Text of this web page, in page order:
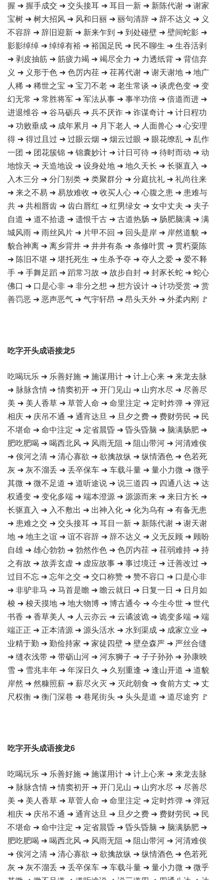
握 ➜ 握手成交 ➜ 交头接耳 ➜ 耳目一新 ➜ 新陈代谢 ➜ 谢家
宝树 ➜ 树大招风 ➜ 风和日丽 ➜ 丽句清辞 ➜ 辞不达义 ➜ 义
不容辞 ➜ 辞旧迎新 ➜ 新来乍到 ➜ 到处碰壁 ➜ 壁间蛇影 ➜
影影绰绰 ➜ 绰绰有裕 ➜ 裕国足民 ➜ 民不聊生 ➜ 生吞活剥
➜ 剥皮抽筋 ➜ 筋疲力竭 ➜ 竭尽全力 ➜ 力透纸背 ➜ 背信弃
义 ➜ 义形于色 ➜ 色厉内荏 ➜ 荏苒代谢 ➜ 谢天谢地 ➜ 地广
人稀 ➜ 稀世之宝 ➜ 宝刀不老 ➜ 老生常谈 ➜ 谈虎色变 ➜ 变
幻无常 ➜ 常胜将军 ➜ 军法从事 ➜ 事半功倍 ➜ 倍道而进 ➜
进退维谷 ➜ 谷马砺兵 ➜ 兵不厌诈 ➜ 诈谋奇计 ➜ 计日程功
➜ 功败垂成 ➜ 成年累月 ➜ 月下老人 ➜ 人面兽心 ➜ 心安理
得 ➜ 得过且过 ➜ 过眼云烟 ➜ 烟云过眼 ➜ 眼花缭乱 ➜ 乱作
一团 ➜ 团花簇锦 ➜ 锦囊妙计 ➜ 计日可待 ➜ 待时而动 ➜ 动
地惊天 ➜ 天造地设 ➜ 设身处地 ➜ 地久天长 ➜ 长驱直入 ➜
入木三分 ➜ 分门别类 ➜ 类聚群分 ➜ 分庭抗礼 ➜ 礼尚往来
➜ 来之不易 ➜ 易放难收 ➜ 收买人心 ➜ 心腹之患 ➜ 患难与
共 ➜ 共相唇齿 ➜ 齿白唇红 ➜ 红男绿女 ➜ 女中丈夫 ➜ 夫子
自道 ➜ 道不拾遗 ➜ 遗恨千古 ➜ 古道热肠 ➜ 肠肥脑满 ➜ 满
城风雨 ➜ 雨丝风片 ➜ 片甲不回 ➜ 回头是岸 ➜ 岸然道貌 ➜
貌合神离 ➜ 离乡背井 ➜ 井井有条 ➜ 条修叶贯 ➜ 贯朽粟陈
➜ 陈旧不堪 ➜ 堪托死生 ➜ 生杀予夺 ➜ 夺人之爱 ➜ 爱不释
手 ➜ 手舞足蹈 ➜ 蹈常习故 ➜ 故步自封 ➜ 封豕长蛇 ➜ 蛇心
佛口 ➜ 口是心非 ➜ 非分之想 ➜ 想方设计 ➜ 计功受赏 ➜ 赏
善罚恶 ➜ 恶声恶气 ➜ 气宇轩昂 ➜ 昂头天外 ➜ 外柔内刚 🚩
吃字开头成语接龙5
吃喝玩乐 ➜ 乐善好施 ➜ 施谋用计 ➜ 计上心来 ➜ 来龙去脉
➜ 脉脉含情 ➜ 情窦初开 ➜ 开门见山 ➜ 山穷水尽 ➜ 尽善尽
美 ➜ 美人香草 ➜ 草菅人命 ➜ 命里注定 ➜ 定时炸弹 ➜ 弹冠
相庆 ➜ 庆吊不通 ➜ 通宵达旦 ➜ 旦夕之费 ➜ 费财劳民 ➜ 民
不堪命 ➜ 命中注定 ➜ 定省晨昏 ➜ 昏头昏脑 ➜ 脑满肠肥 ➜
肥吃肥喝 ➜ 喝西北风 ➜ 风雨无阻 ➜ 阻山带河 ➜ 河清难俟
➜ 俟河之清 ➜ 清心寡欲 ➜ 欲擒故纵 ➜ 纵情酒色 ➜ 色若死
灰 ➜ 灰不溜丢 ➜ 丢卒保车 ➜ 车载斗量 ➜ 量小力微 ➜ 微乎
其微 ➜ 微不足道 ➜ 道听途说 ➜ 说三道四 ➜ 四通八达 ➜ 达
权通变 ➜ 变化多端 ➜ 端本澄源 ➜ 源源而来 ➜ 来日方长 ➜
长驱直入 ➜ 入不敷出 ➜ 出神入化 ➜ 化为乌有 ➜ 有备无患
➜ 患难之交 ➜ 交头接耳 ➜ 耳目一新 ➜ 新陈代谢 ➜ 谢天谢
地 ➜ 地主之谊 ➜ 谊不容辞 ➜ 辞不达义 ➜ 义无反顾 ➜ 顾盼
自雄 ➜ 雄心勃勃 ➜ 勃然作色 ➜ 色厉内荏 ➜ 荏弱难持 ➜ 持
之有故 ➜ 故弄玄虚 ➜ 虚应故事 ➜ 事过境迁 ➜ 迁善改过 ➜
过目不忘 ➜ 忘年之交 ➜ 交口称赞 ➜ 赞不容口 ➜ 口是心非
➜ 非驴非马 ➜ 马首是瞻 ➜ 瞻云就日 ➜ 日复一日 ➜ 日月如
梭 ➜ 梭天摸地 ➜ 地大物博 ➜ 博古通今 ➜ 今生今世 ➜ 世代
书香 ➜ 香草美人 ➜ 人云亦云 ➜ 云谲波诡 ➜ 诡变多端 ➜ 端
端正正 ➜ 正本清源 ➜ 源头活水 ➜ 水到渠成 ➜ 成家立业 ➜
业精于勤 ➜ 勤俭持家 ➜ 家徒四壁 ➜ 壁垒森严 ➜ 严丝合缝
➜ 缝衣浅带 ➜ 带砺山河 ➜ 河东狮子 ➜ 子子孙孙 ➜ 孙康映
雪 ➜ 雪兆丰年 ➜ 年深日久 ➜ 久别重逢 ➜ 逢山开道 ➜ 道貌
岸然 ➜ 然糠照薪 ➜ 薪尽火灭 ➜ 灭此朝食 ➜ 食前方丈 ➜ 丈
尺权衡 ➜ 衡门深巷 ➜ 巷尾街头 ➜ 头头是道 ➜ 道尽途穷 🚩
吃字开头成语接龙6
吃喝玩乐 ➜ 乐善好施 ➜ 施谋用计 ➜ 计上心来 ➜ 来龙去脉
➜ 脉脉含情 ➜ 情窦初开 ➜ 开门见山 ➜ 山穷水尽 ➜ 尽善尽
美 ➜ 美人香草 ➜ 草菅人命 ➜ 命里注定 ➜ 定时炸弹 ➜ 弹冠
相庆 ➜ 庆吊不通 ➜ 通宵达旦 ➜ 旦夕之费 ➜ 费财劳民 ➜ 民
不堪命 ➜ 命中注定 ➜ 定省晨昏 ➜ 昏头昏脑 ➜ 脑满肠肥 ➜
肥吃肥喝 ➜ 喝西北风 ➜ 风雨无阻 ➜ 阻山带河 ➜ 河清难俟
➜ 俟河之清 ➜ 清心寡欲 ➜ 欲擒故纵 ➜ 纵情酒色 ➜ 色若死
灰 ➜ 灰不溜丢 ➜ 丢卒保车 ➜ 车载斗量 ➜ 量小力微 ➜ 微乎